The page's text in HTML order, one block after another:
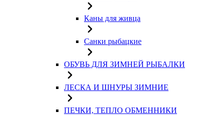
Каны для живца
Санки рыбацкие
ОБУВЬ ДЛЯ ЗИМНЕЙ РЫБАЛКИ
ЛЕСКА И ШНУРЫ ЗИМНИЕ
ПЕЧКИ, ТЕПЛО ОБМЕННИКИ